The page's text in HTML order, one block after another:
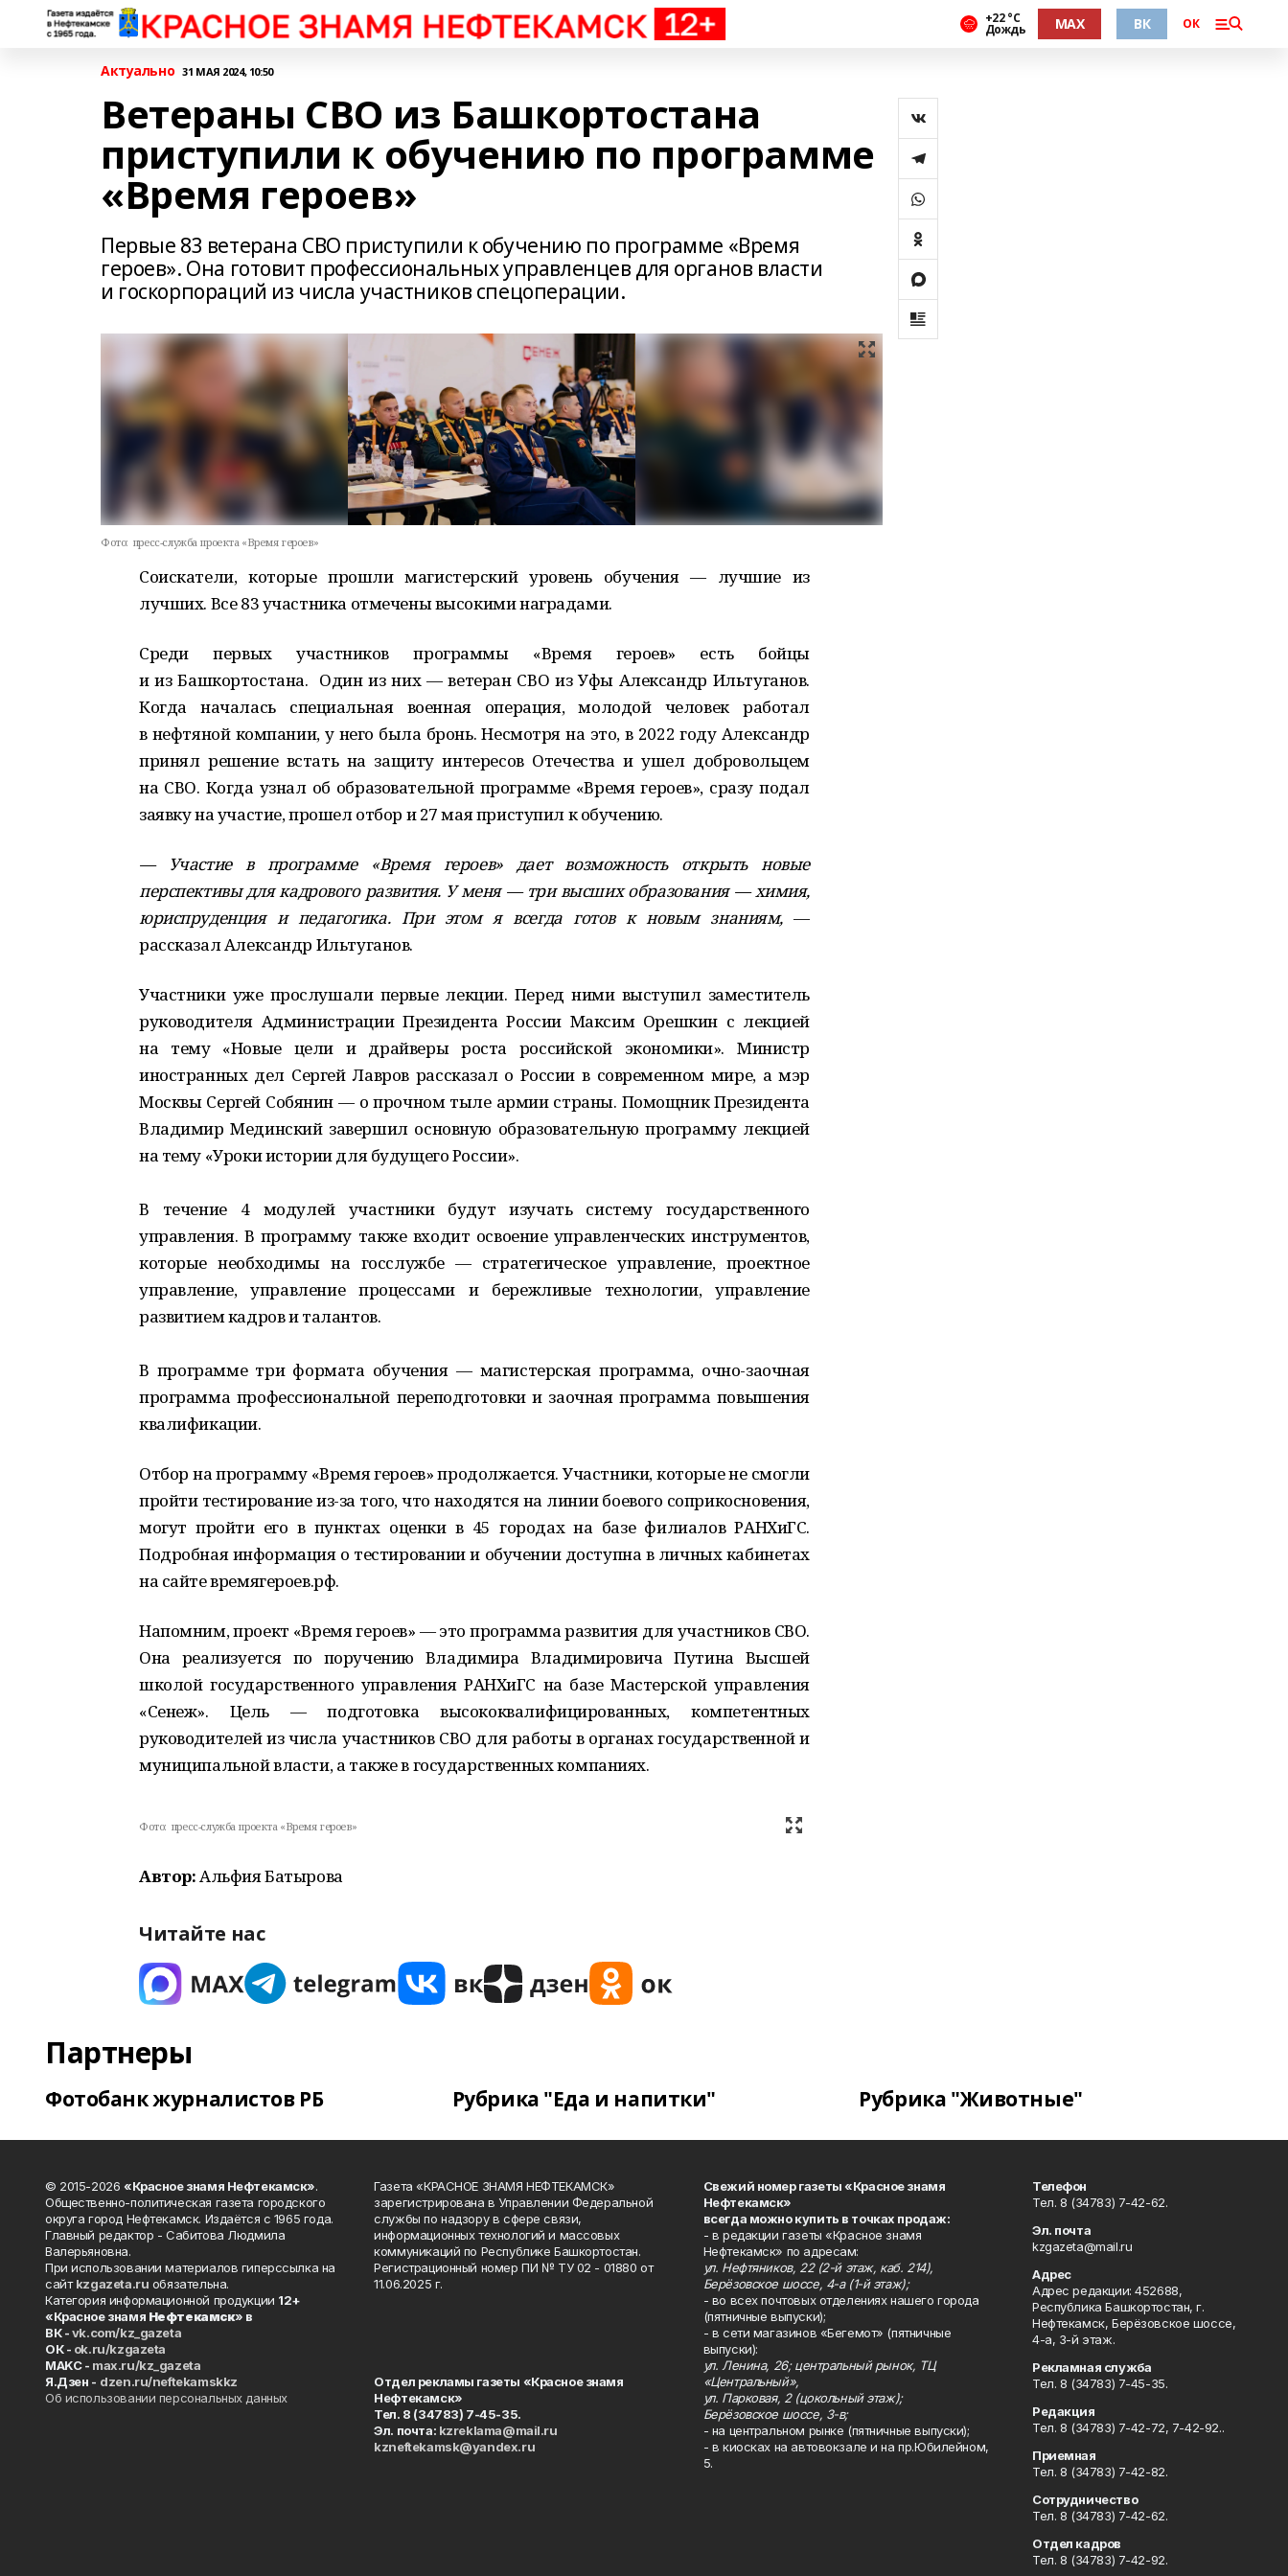
+22 °С
Дождь MAX ВК ОК
Актуально 31 МАЯ 2024, 10:50
Ветераны СВО из Башкортостана
приступили к обучению по программе
«Время героев»
Первые 83 ветерана СВО приступили к обучению по программе «Время
героев». Она готовит профессиональных управленцев для органов власти
и госкорпораций из числа участников спецоперации.
Фото: пресс-служба проекта «Время героев»
Соискатели, которые прошли магистерский уровень обучения — лучшие из
лучших. Все 83 участника отмечены высокими наградами.
Среди первых участников программы «Время героев» есть бойцы
и из Башкортостана. Один из них — ветеран СВО из Уфы Александр Ильтуганов.
Когда началась специальная военная операция, молодой человек работал
в нефтяной компании, у него была бронь. Несмотря на это, в 2022 году Александр
принял решение встать на защиту интересов Отечества и ушел добровольцем
на СВО. Когда узнал об образовательной программе «Время героев», сразу подал
заявку на участие, прошел отбор и 27 мая приступил к обучению.
— Участие в программе «Время героев» дает возможность открыть новые
перспективы для кадрового развития. У меня — три высших образования — химия,
юриспруденция и педагогика. При этом я всегда готов к новым знаниям, —
рассказал Александр Ильтуганов.
Участники уже прослушали первые лекции. Перед ними выступил заместитель
руководителя Администрации Президента России Максим Орешкин с лекцией
на тему «Новые цели и драйверы роста российской экономики». Министр
иностранных дел Сергей Лавров рассказал о России в современном мире, а мэр
Москвы Сергей Собянин — о прочном тыле армии страны. Помощник Президента
Владимир Мединский завершил основную образовательную программу лекцией
на тему «Уроки истории для будущего России».
В течение 4 модулей участники будут изучать систему государственного
управления. В программу также входит освоение управленческих инструментов,
которые необходимы на госслужбе — стратегическое управление, проектное
управление, управление процессами и бережливые технологии, управление
развитием кадров и талантов.
В программе три формата обучения — магистерская программа, очно-заочная
программа профессиональной переподготовки и заочная программа повышения
квалификации.
Отбор на программу «Время героев» продолжается. Участники, которые не смогли
пройти тестирование из-за того, что находятся на линии боевого соприкосновения,
могут пройти его в пунктах оценки в 45 городах на базе филиалов РАНХиГС.
Подробная информация о тестировании и обучении доступна в личных кабинетах
на сайте времягероев.рф.
Напомним, проект «Время героев» — это программа развития для участников СВО.
Она реализуется по поручению Владимира Владимировича Путина Высшей
школой государственного управления РАНХиГС на базе Мастерской управления
«Сенеж». Цель — подготовка высококвалифицированных, компетентных
руководителей из числа участников СВО для работы в органах государственной и
муниципальной власти, а также в государственных компаниях.
Фото: пресс-служба проекта «Время героев»
Автор:Альфия Батырова
Читайте нас
Партнеры
Фотобанк журналистов РБ Рубрика "Еда и напитки" Рубрика "Животные"
© 2015-2026 «Красное знамя Нефтекамск».
Общественно-политическая газета городского
округа город Нефтекамск. Издаётся с 1965 года.
Главный редактор - Сабитова Людмила
Валерьяновна.
При использовании материалов гиперссылка на
сайтkzgazeta.ru обязательна.
Категория информационной продукции 12+
«Красное знамя Нефтекамск» в
ВК -vk.com/kz_gazeta
ОК - ok.ru/kzgazeta
MAKC - max.ru/kz_gazeta
Я.Дзен - dzen.ru/neftekamskkz
Об использовании персональных данных
Газета «КРАСНОЕ ЗНАМЯ НЕФТЕКАМСК»
зарегистрирована в Управлении Федеральной
службы по надзору в сфере связи,
информационных технологий и массовых
коммуникаций по Республике Башкортостан.
Регистрационный номер ПИ № ТУ 02 - 01880 от
11.06.2025 г.
Отдел рекламы газеты «Красное знамя
Нефтекамск»
Тел. 8 (34783) 7-45-35.
Эл. почта: kzreklama@mail.ru
kzneftekamsk@yandex.ru
Свежий номер газеты «Красное знамя
Нефтекамск»
всегда можно купить в точках продаж:
- в редакции газеты «Красное знамя
Нефтекамск» по адресам:
ул. Нефтяников, 22 (2-й этаж, каб. 214),
Берёзовское шоссе, 4-а (1-й этаж);
- во всех почтовых отделениях нашего города
(пятничные выпуски);
- в сети магазинов «Бегемот» (пятничные
выпуски):
ул. Ленина, 26; центральный рынок, ТЦ
«Центральный»,
ул. Парковая, 2 (цокольный этаж);
Берёзовское шоссе, 3-в;
- на центральном рынке (пятничные выпуски);
- в киосках на автовокзале и на пр.Юбилейном,
5.
Телефон
Тел. 8 (34783) 7-42-62.
Эл. почта
kzgazeta@mail.ru
Адрес
Адрес редакции: 452688,
Республика Башкортостан, г.
Нефтекамск, Берёзовское шоссе,
4-а, 3-й этаж.
Рекламная служба
Тел. 8 (34783) 7-45-35.
Редакция
Тел. 8 (34783) 7-42-72, 7-42-92..
Приемная
Тел. 8 (34783) 7-42-82.
Сотрудничество
Тел. 8 (34783) 7-42-62.
Отдел кадров
Тел. 8 (34783) 7-42-92.